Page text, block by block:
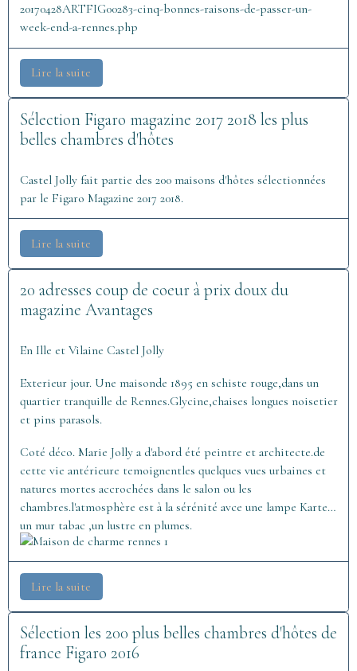
20170428ARTFIG00283-cinq-bonnes-raisons-de-passer-un-
week-end-a-rennes.php
Lire la suite
Sélection Figaro magazine 2017 2018 les plus
belles chambres d'hôtes
Castel Jolly fait partie des 200 maisons d'hôtes sélectionnées
par le Figaro Magazine 2017 2018.
Lire la suite
20 adresses coup de coeur à prix doux du
magazine Avantages
En Ille et Vilaine Castel Jolly
Exterieur jour. Une maisonde 1895 en schiste rouge,dans un
quartier tranquille de Rennes.Glycine,chaises longues noisetier
et pins parasols.
Coté déco. Marie Jolly a d'abord été peintre et architecte.de
cette vie antérieure temoignentles quelques vues urbaines et
natures mortes accrochées dans le salon ou les
chambres.l'atmosphère est à la sérénité avce une lampe Kartell
un mur tabac ,un lustre en plumes.
Lire la suite
Sélection les 200 plus belles chambres d'hôtes de
france Figaro 2016